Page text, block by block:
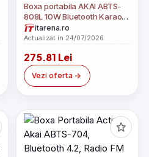
Boxa portabila AKAI ABTS-
808L 10W Bluetooth Karaoke
Radio Negru
itarena.ro
Actualizat in 24/07/2026
275.81 Lei
Vezi oferta